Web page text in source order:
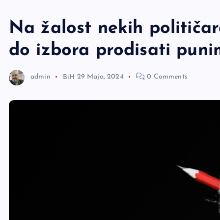
Na žalost nekih
do izbora prodisati
admin BiH 29 Maja, 2024 0 Comments